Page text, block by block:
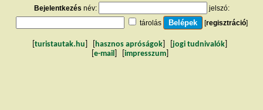
Bejelentkezés név:
jelszó:
tárolás
[regisztráció]
turistautak.hu hasznos apróságok jogi tudnivalók
e-mail impresszum]